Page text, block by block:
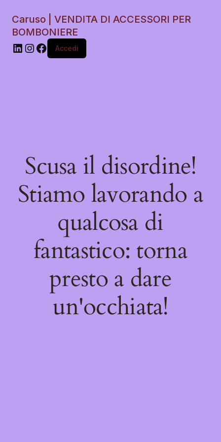
Caruso | VENDITA DI ACCESSORI PER
BOMBONIERE
Accedi
Scusa il disordine!
Stiamo lavorando a
qualcosa di
fantastico: torna
presto a dare
un'occhiata!